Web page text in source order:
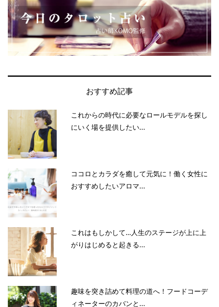
おすすめ記事
これからの時代に必要なロールモデルを探し
にいく場を提供したい...
ココロとカラダを癒して元気に！働く女性に
おすすめしたいアロマ...
これはもしかして…人生のステージが上に上
がりはじめると起きる...
趣味を突き詰めて料理の道へ！フードコーデ
ィネーターのカバンと...